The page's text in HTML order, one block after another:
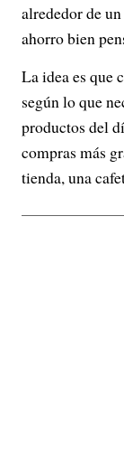
alrededor de
ahorro bien
La idea es que
según lo que
productos del
compras más
tienda, una